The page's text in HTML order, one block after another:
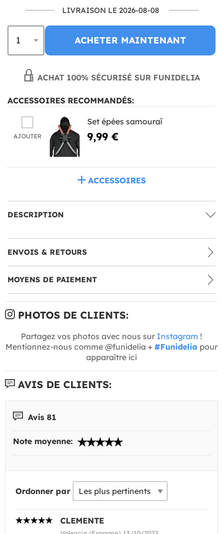
LIVRAISON LE 2026-08-08
ACHETER MAINTENANT
ACHAT 100% SÉCURISÉ SUR FUNIDELIA
ACCESSOIRES RECOMMANDÉS:
AJOUTER
Set épées samouraï
9,99 €
ACCESSOIRES
DESCRIPTION
ENVOIS & RETOURS
MOYENS DE PAIEMENT
PHOTOS DE CLIENTS:
Partagez vos photos avec nous sur Instagram !
Mentionnez-nous comme @funidelia + #Funidelia pour
apparaître ici
AVIS DE CLIENTS:
Avis 81
Note moyenne:
Ordonner par
CLEMENTE